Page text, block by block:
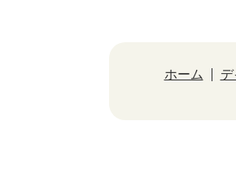
ホーム